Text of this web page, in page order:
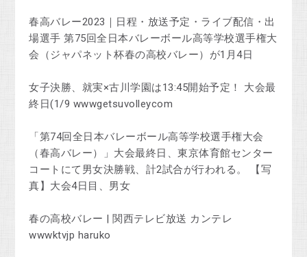
春高バレー2023｜日程・放送予定・ライブ配信・出
場選手 第75回全日本バレーボール高等学校選手権大
会（ジャパネット杯春の高校バレー）が1月4日
女子決勝、就実×古川学園は13:45開始予定！ 大会最
終日(1/9 wwwgetsuvolleycom
「第74回全日本バレーボール高等学校選手権大会
（春高バレー）」大会最終日、東京体育館センター
コートにて男女決勝戦、計2試合が行われる。 【写
真】大会4日目、男女
春の高校バレー | 関西テレビ放送 カンテレ
wwwktvjp haruko